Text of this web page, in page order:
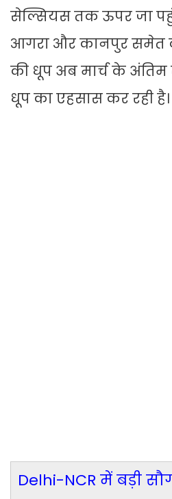
सेल्सियस तक ऊपर जा
आगरा और कानपुर समेत
की धूप अब मार्च के अंतिम
धूप का एहसास कर रही है।
Delhi-NCR में बड़ी